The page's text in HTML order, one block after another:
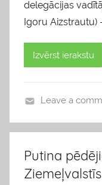
delegācijas
Igoru Aizstrautu)
Izvērst ierakstu
l
g
s
Leave a
Putina
Ziemeļvalstīs